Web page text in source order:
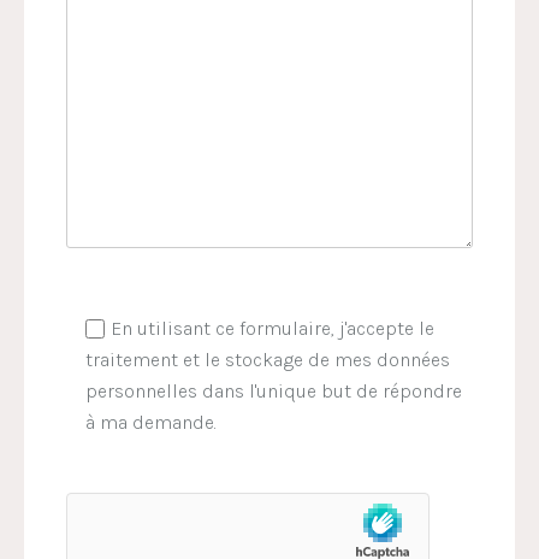
En utilisant ce formulaire, j'accepte le
traitement et le stockage de mes données
personnelles dans l'unique but de répondre
à ma demande.